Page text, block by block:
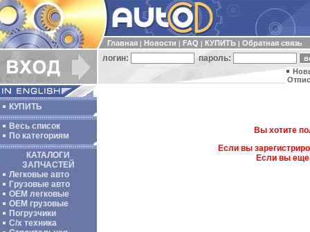
Главная Новости FAQ КУПИТЬ Обратная связь
логин: пароль:
КУПИТЬ
Весь список
По категориям
КАТАЛОГИ
ЗАПЧАСТЕЙ
Легковые авто
Грузовые авто
ОЕМ легковые
OEM грузовые
Погрузчики
С/х техника
Вы хотите
Если вы
Если вы еще